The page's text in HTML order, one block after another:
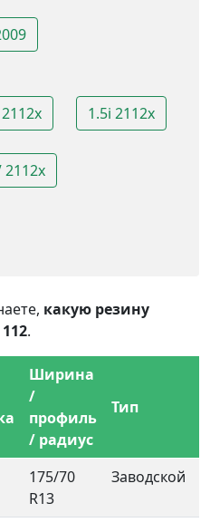
1.5i 2112x
2112x
какую резину
.
Ширина
/
профиль
/ радиус
Тип
175/70
R13
Заводской